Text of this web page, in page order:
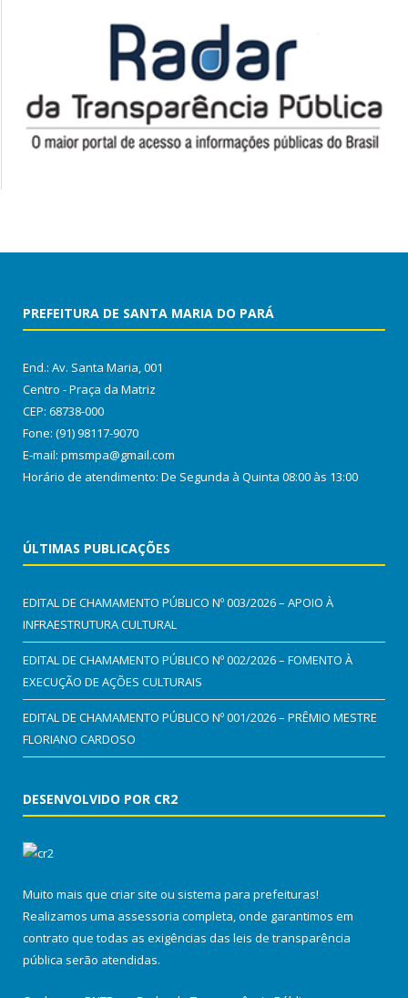
PREFEITURA DE SANTA MARIA DO PARÁ
End.: Av. Santa Maria, 001
Centro - Praça da Matriz
CEP: 68738-000
Fone: (91) 98117-9070
E-mail: pmsmpa@gmail.com
Horário de atendimento: De Segunda à Quinta 08:00 às 13:00
ÚLTIMAS PUBLICAÇÕES
EDITAL DE CHAMAMENTO PÚBLICO Nº 003/2026 – APOIO À
INFRAESTRUTURA CULTURAL
EDITAL DE CHAMAMENTO PÚBLICO Nº 002/2026 – FOMENTO À
EXECUÇÃO DE AÇÕES CULTURAIS
EDITAL DE CHAMAMENTO PÚBLICO Nº 001/2026 – PRÊMIO MESTRE
FLORIANO CARDOSO
DESENVOLVIDO POR CR2
Muito mais que criar site ou sistema para prefeituras!
Realizamos uma assessoria completa, onde garantimos em
contrato que todas as exigências das leis de transparência
pública serão atendidas.